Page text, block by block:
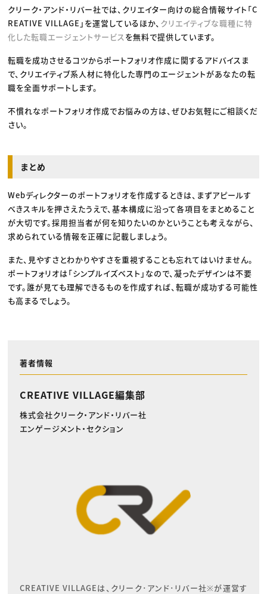
クリーク・アンド・リバー社では、クリエイター向けの総合情報サイト「C
REATIVE VILLAGE」を運営しているほか、 クリエイティブな職種に特
化した転職エージェントサービス を無料で提供しています。
転職を成功させるコツからポートフォリオ作成に関するアドバイスま
で、クリエイティブ系人材に特化した専門のエージェントがあなたの転
職を全面サポートします。
不慣れなポートフォリオ作成でお悩みの方は、ぜひお気軽にご相談くだ
さい。
まとめ
Webディレクターのポートフォリオを作成するときは、まずアピールす
べきスキルを押さえたうえで、基本構成に沿って各項目をまとめること
が大切です。採用担当者が何を知りたいのかということも考えながら、
求められている情報を正確に記載しましょう。
また、見やすさとわかりやすさを重視することも忘れてはいけません。
ポートフォリオは「シンプルイズベスト」なので、凝ったデザインは不要
です。誰が見ても理解できるものを作成すれば、転職が成功する可能性
も高まるでしょう。
著者情報
CREATIVE VILLAGE編集部
株式会社クリーク・アンド・リバー社
エンゲージメント・セクション
CREATIVE VILLAGEは、クリーク･アンド･リバー社※が運営す